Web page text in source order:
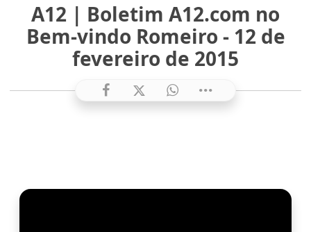
A12 | Boletim A12.com no
Bem-vindo Romeiro - 12 de
fevereiro de 2015